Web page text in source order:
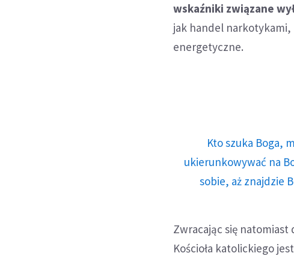
wskaźniki związane
jak handel
energetyczne.
Kto szuka Boga,
ukierunkowywać na
sobie, aż znajdzie
Zwracając się
Kościoła katolickiego